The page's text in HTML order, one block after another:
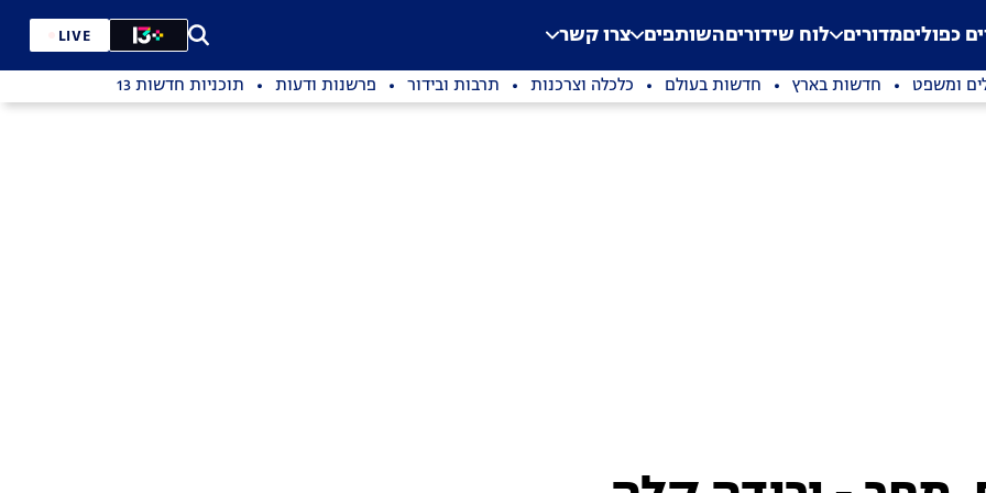
Application error: a
. כפוליםמדורים לוח שידוריםהשותפים צרו קשר LIVE
ומשפט חדשות בארץ חדשות בעולם כלכלה וצרכנות תרבות ובידור פרשנות ודעות תוכניות חדשות 13